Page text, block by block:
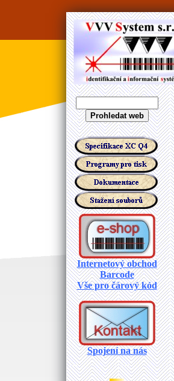
Internetový obchod
Barcode
Vše pro čárový kód
Spojení na nás